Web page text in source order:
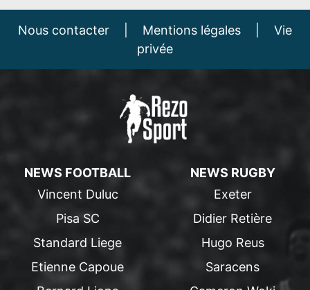
Nous contacter Mentions légales
Vie
privée
NEWS FOOTBALL
Vincent Duluc
Pisa SC
Standard Liege
Etienne Capoue
NEWS RUGBY
Exeter
Didier Retière
Hugo Reus
Saracens